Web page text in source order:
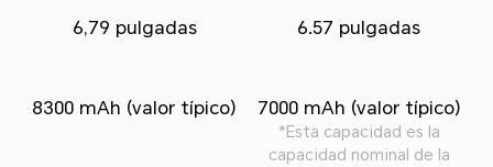
6,79 pulgadas
8300 mAh (valor típico)
6.57 pulgadas
7000 mAh (valor típico)
*Esta capacidad es la
capacidad nominal de la